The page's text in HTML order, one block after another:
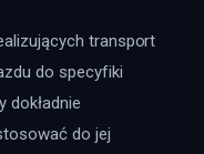
transport
do specyfiki
dokładnie
do jej